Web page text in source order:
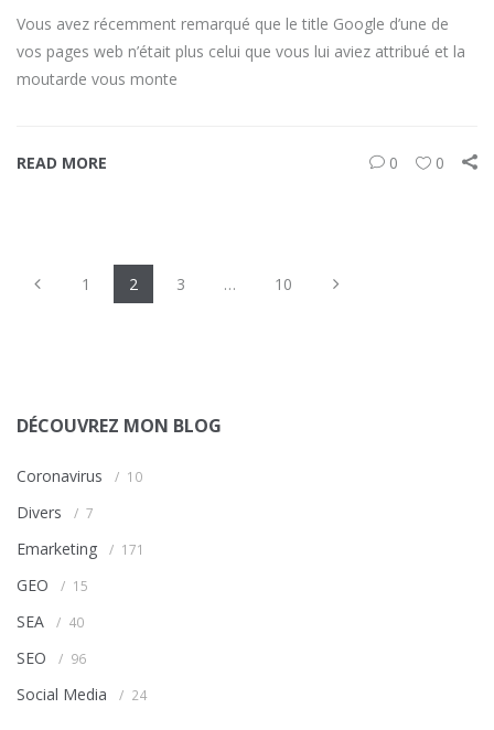
Vous avez récemment remarqué que le title Google d’une de
vos pages web n’était plus celui que vous lui aviez attribué et la
moutarde vous monte
READ MORE 0 0
1 2 3 … 10
DÉCOUVREZ MON BLOG
Coronavirus 10
Divers 7
Emarketing 171
GEO 15
SEA 40
SEO 96
Social Media 24